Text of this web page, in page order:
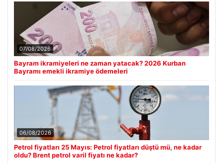
07/08/2026
Bayram ikramiyeleri ne zaman yatacak? 2026 Kurban
Bayramı emekli ikramiye ödemeleri
06/08/2026
Petrol fiyatları 25 Mayıs: Petrol fiyatları düştü mü, ne kadar
oldu? Brent petrol varil fiyatı ne kadar?